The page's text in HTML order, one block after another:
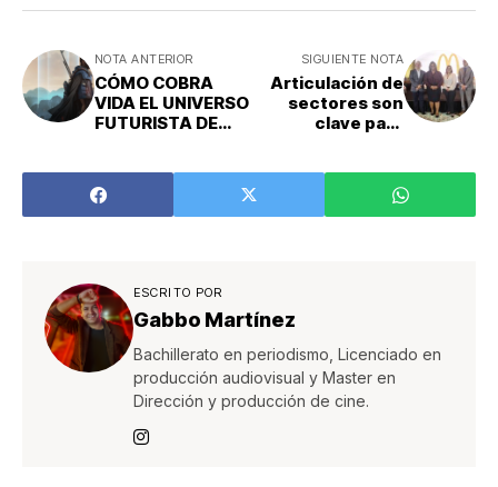
NOTA ANTERIOR
CÓMO COBRA
VIDA EL UNIVERSO
FUTURISTA DE
SIGUIENTE NOTA
Articulación de
sectores son
clave para
jóvenes para la
consecución de
un empleo
ESCRITO POR
Gabbo Martínez
Bachillerato en periodismo, Licenciado en
producción audiovisual y Master en
Dirección y producción de cine.